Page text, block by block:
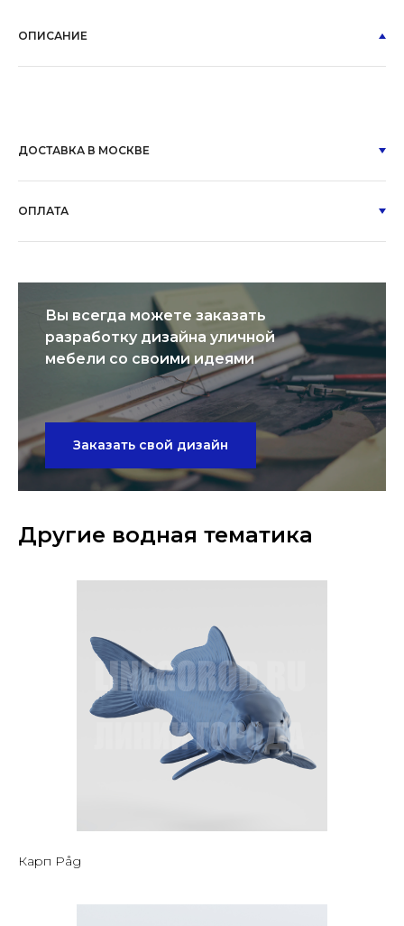
ОПИСАНИЕ
ДОСТАВКА В МОСКВЕ
ОПЛАТА
Вы всегда можете заказать
разработку дизайна уличной
мебели со своими идеями
Заказать свой дизайн
Другие водная тематика
Карп Påg